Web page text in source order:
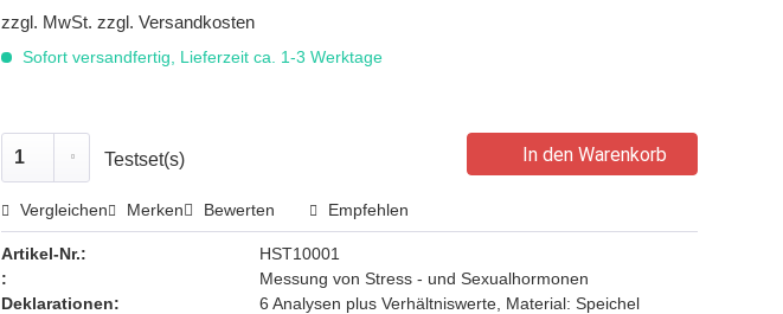
zzgl. MwSt. zzgl. Versandkosten
Sofort versandfertig, Lieferzeit ca. 1-3 Werktage
Testset(s) In den Warenkorb
Vergleichen Merken Bewerten Empfehlen
Artikel-Nr.:
HST10001
:
Messung von Stress - und Sexualhormonen
Deklarationen:
6 Analysen plus Verhältniswerte, Material: Speichel